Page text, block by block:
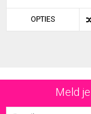
OPTIES
Meld